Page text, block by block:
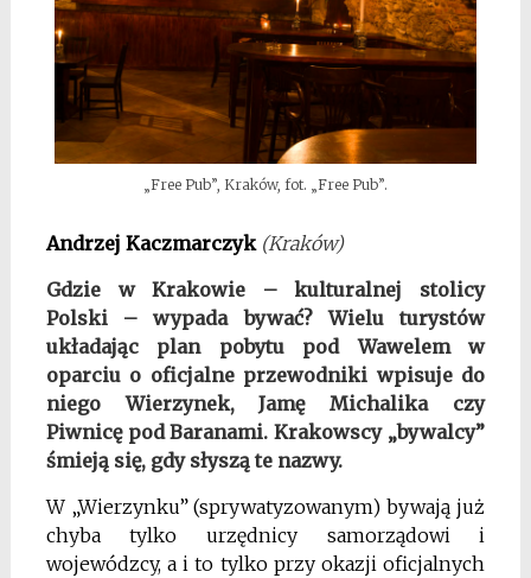
„Free Pub”, Kraków, fot. „Free Pub”.
Andrzej Kaczmarczyk (Kraków)
Gdzie w Krakowie – kulturalnej stolicy
Polski – wypada bywać? Wielu turystów
układając plan pobytu pod Wawelem w
oparciu o oficjalne przewodniki wpisuje do
niego Wierzynek, Jamę Michalika czy
Piwnicę pod Baranami. Krakowscy „bywalcy”
śmieją się, gdy słyszą te nazwy.
W „Wierzynku” (sprywatyzowanym) bywają już
chyba tylko urzędnicy samorządowi i
wojewódzcy, a i to tylko przy okazji oficjalnych